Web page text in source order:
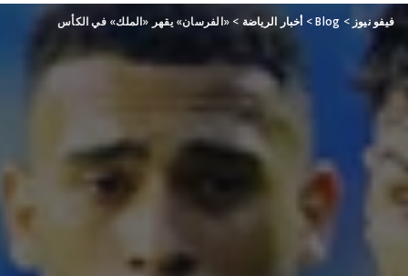
فيفو نيوز >
Blog
> أخبار الرياضة > «الفرسان» يقهر «الملك» في الكأس